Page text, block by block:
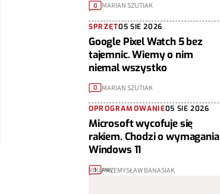
0 MARIAN SZUTIAK
SPRZĘT05 SIE 2026
Google Pixel Watch 5 bez
tajemnic. Wiemy o nim
niemal wszystko
0 MARIAN SZUTIAK
OPROGRAMOWANIE05 SIE 2026
Microsoft wycofuje się
rakiem. Chodzi o wymagania
Windows 11
1 PRZEMYSŁAW BANASIAK